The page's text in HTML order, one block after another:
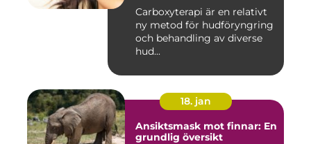
Carboxyterapi är en relativt
ny metod för hudföryngring
och behandling av diverse
hud...
18. jan
Ansiktsmask mot finnar: En
grundlig översikt